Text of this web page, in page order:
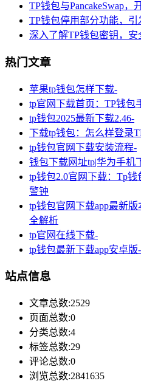
TP钱包与PancakeSwap
TP钱包停用部分功能，
深入了解TP钱包密钥，安
热门文章
苹果tp钱包怎样下载-
tp官网下载首页：TP钱包
tp钱包2025最新下载2.46-
下载tp钱包：怎么样登录
tp钱包官网下载安装流程-
钱包下载网址tp|华为手机
tp钱包2.0官网下载：Tp
警钟
tp钱包官网下载app最新
全解析
tp官网在线下载-
tp钱包最新下载app安卓版-
站点信息
文章总数:2529
页面总数:0
分类总数:4
标签总数:29
评论总数:0
浏览总数:2841635